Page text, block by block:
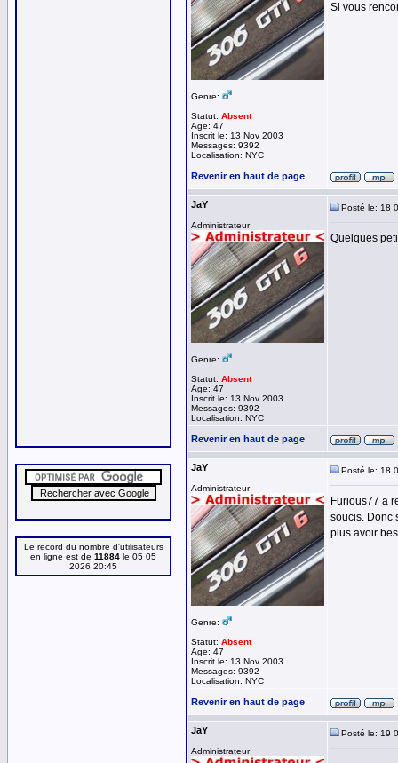
Le record du nombre d'utilisateurs
en ligne est de 11884 le 05 05
2026 20:45
Genre:
Statut: Absent
Age: 47
Inscrit le: 13 Nov 2003
Messages: 9392
Localisation: NYC
Si vous
Revenir en haut de page
JaY
Administrateur
Genre:
Statut: Absent
Age: 47
Inscrit le: 13 Nov 2003
Messages: 9392
Localisation: NYC
Posté le: 18
Quelques
Revenir en haut de page
JaY
Administrateur
Genre:
Statut: Absent
Age: 47
Inscrit le: 13 Nov 2003
Messages: 9392
Localisation: NYC
Posté le: 18
Furious77 a
soucis. Donc
plus avoir
Revenir en haut de page
JaY
Administrateur
Posté le: 19